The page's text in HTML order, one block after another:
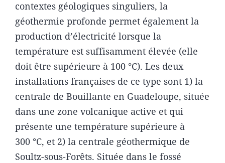
contextes géologiques singuliers, la
géothermie profonde permet également la
production d’électricité lorsque la
température est suffisamment élevée (elle
doit être supérieure à 100 °C). Les deux
installations françaises de ce type sont 1) la
centrale de Bouillante en Guadeloupe, située
dans une zone volcanique active et qui
présente une température supérieure à
300 °C, et 2) la centrale géothermique de
Soultz-sous-Forêts. Située dans le fossé